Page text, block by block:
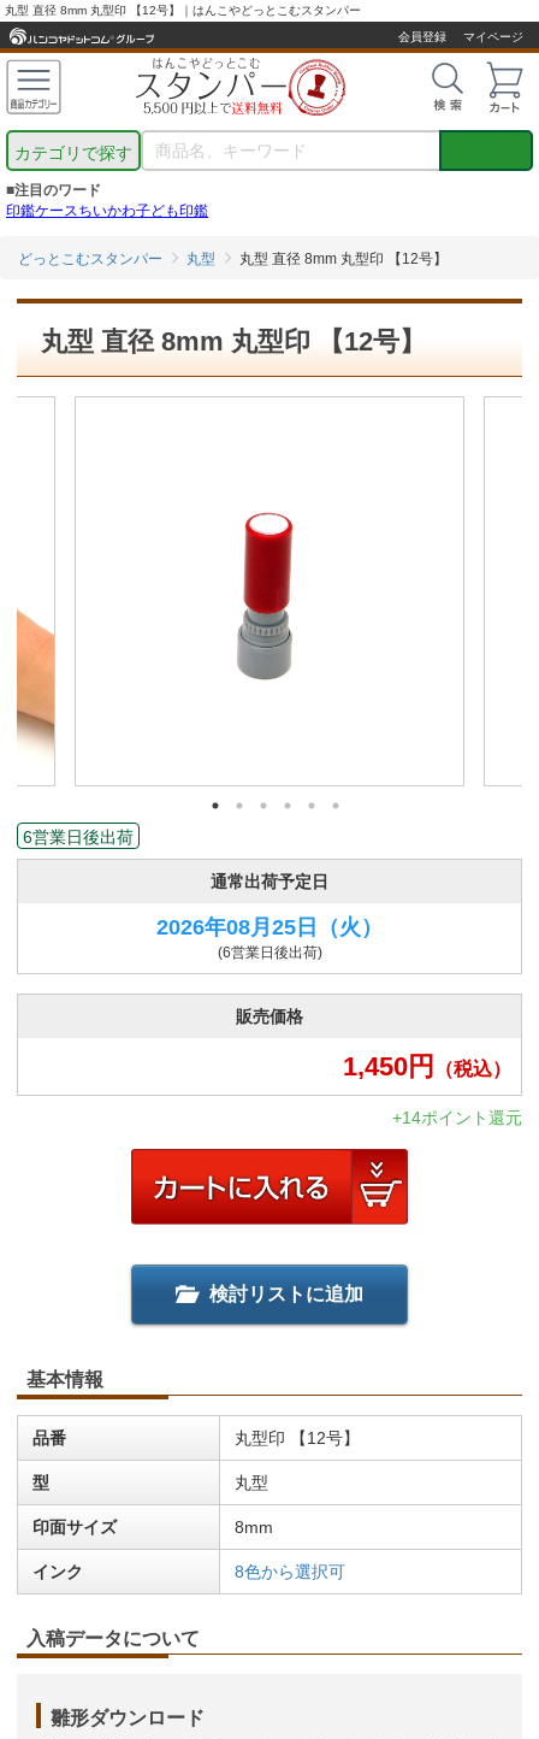
丸型 直径 8mm 丸型印 【12号】｜はんこやどっとこむスタンパー
会員登録
マイページ
カテゴリで探す
■注目のワード
印鑑ケースちいかわ子ども印鑑
どっとこむスタンパー 丸型 丸型 直径 8mm 丸型印 【12号】
丸型 直径 8mm 丸型印 【12号】
6営業日後出荷
通常出荷予定日
2026年08月25日 （火）
(6営業日後出荷)
販売価格
1,450円 （税込）
+14ポイント還元
検討リストに追加
基本情報
品番 丸型印 【12号】
型 丸型
印面サイズ 8mm
インク 8色から選択可
入稿データについて
雛形ダウンロード